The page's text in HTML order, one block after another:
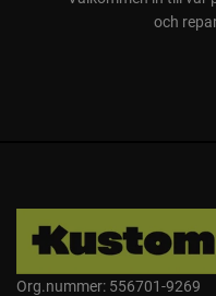
och
Org.nummer: 556701-9269